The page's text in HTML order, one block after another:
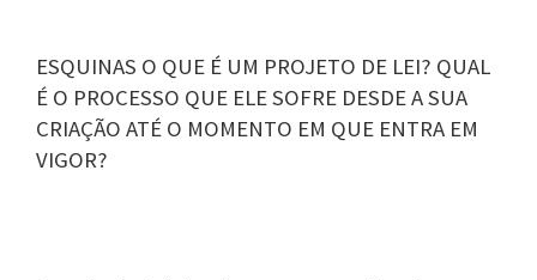
ESQUINAS O QUE É UM PROJETO DE LEI? QUAL
É O PROCESSO QUE ELE SOFRE DESDE A SUA
CRIAÇÃO ATÉ O MOMENTO EM QUE ENTRA EM
VIGOR?